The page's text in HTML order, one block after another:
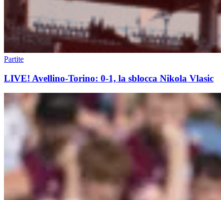
Partite
LIVE! Avellino-Torino: 0-1, la sblocca Nikola Vlasic